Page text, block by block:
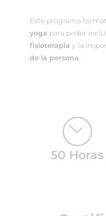
Este programa
yoga para poder
fisioterapia y la
de la persona.
50 Horas